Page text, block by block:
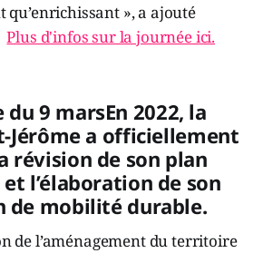
», a ajouté
Plus d'infos sur la journée ici.
du 9 marsEn 2022, la
Jérôme a officiellement
révision de son plan
et l’élaboration de son
de mobilité durable.
de l’aménagement du territoire